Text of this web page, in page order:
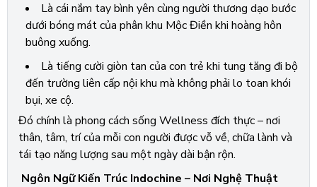
Là cái nắm tay bình yên cùng người thương dạo bước
dưới bóng mát của phân khu Mộc Điền khi hoàng hôn
buông xuống.
Là tiếng cười giòn tan của con trẻ khi tung tăng đi bộ
đến trường liên cấp nội khu mà không phải lo toan khói
bụi, xe cộ.
Đó chính là phong cách sống Wellness đích thực – nơi
thân, tâm, trí của mỗi con người được vỗ về, chữa lành và
tái tạo năng lượng sau một ngày dài bận rộn.
Ngôn Ngữ Kiến Trúc Indochine – Nơi Nghệ Thuật